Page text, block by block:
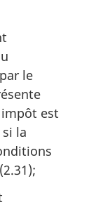
le
est
la